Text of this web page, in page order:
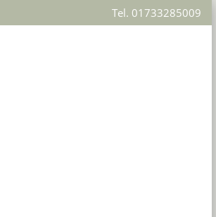
Tel. 01733285009